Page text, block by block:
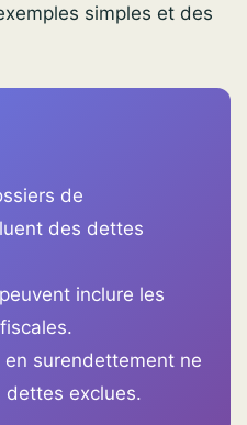
simples et des
de
des dettes
inclure les
surendettement ne
dettes exclues.